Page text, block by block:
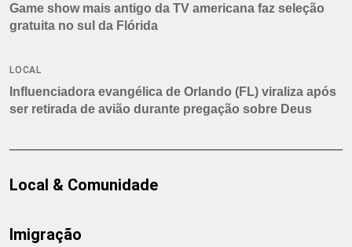
Game show mais antigo da TV americana faz seleção
gratuita no sul da Flórida
LOCAL
Influenciadora evangélica de Orlando (FL) viraliza após
ser retirada de avião durante pregação sobre Deus
Local & Comunidade
Imigração